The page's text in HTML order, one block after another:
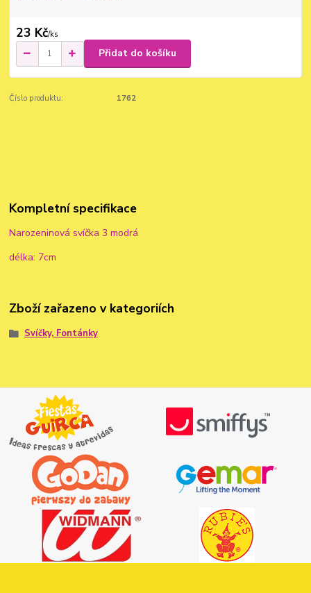
23 Kč/ks
Přidat do košíku
Číslo produktu: 1762
Kompletní specifikace
Narozeninová svíčka 3 modrá
délka: 7cm
Zboží zařazeno v kategoriích
Svíčky, Fontánky